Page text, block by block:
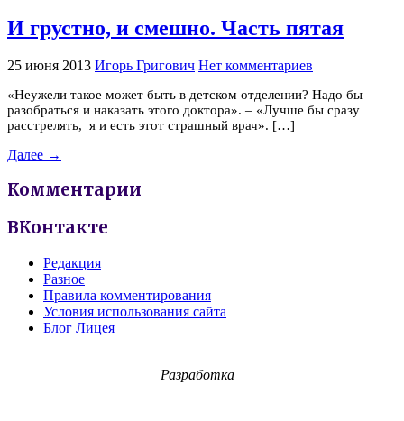
И грустно, и смешно. Часть пятая
25 июня 2013 Игорь Григович Нет комментариев
«Неужели такое может быть в детском отделении? Надо бы
разобраться и наказать этого доктора». – «Лучше бы сразу
расстрелять, я и есть этот страшный врач». […]
Далее →
Комментарии
ВКонтакте
Редакция
Разное
Правила комментирования
Условия использования сайта
Блог Лицея
Разработка